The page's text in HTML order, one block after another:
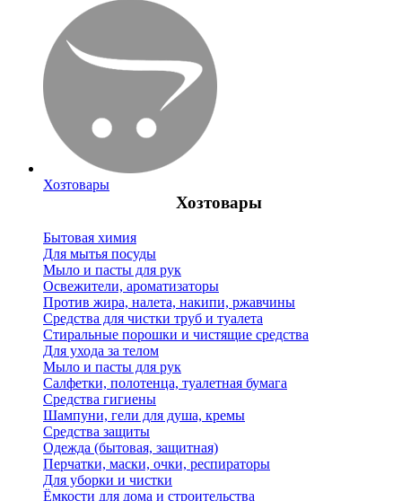
Хозтовары
Хозтовары
Бытовая химия
Для мытья посуды
Мыло и пасты для рук
Освежители, ароматизаторы
Против жира, налета, накипи, ржавчины
Средства для чистки труб и туалета
Стиральные порошки и чистящие средства
Для ухода за телом
Мыло и пасты для рук
Салфетки, полотенца, туалетная бумага
Средства гигиены
Шампуни, гели для душа, кремы
Средства защиты
Одежда (бытовая, защитная)
Перчатки, маски, очки, респираторы
Для уборки и чистки
Ёмкости для дома и строительства